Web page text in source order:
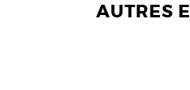
AUTRES